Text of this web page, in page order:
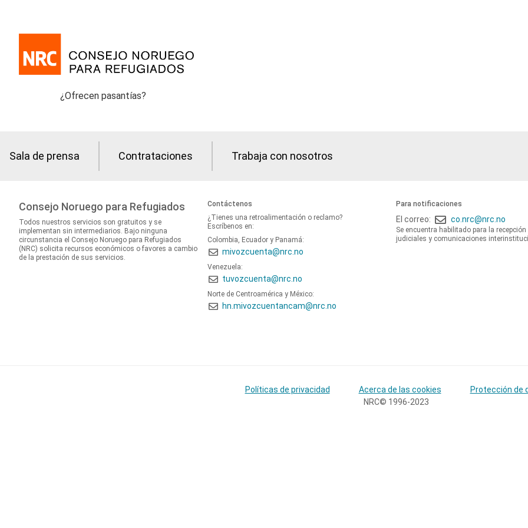
¿Ofrecen pasantías?
Sala de prensa Contrataciones Trabaja con nosotros
Consejo Noruego para Refugiados
Todos nuestros servicios son gratuitos y se
implementan sin intermediarios. Bajo ninguna
circunstancia el Consejo Noruego para Refugiados
(NRC) solicita recursos económicos o favores a cambio
de la prestación de sus servicios.
Contáctenos
¿Tienes una retroalimentación o reclamo?
Escríbenos en:
Colombia, Ecuador y Panamá:
mivozcuenta@nrc.no
Venezuela:
tuvozcuenta@nrc.no
Norte de Centroamérica y México:
hn.mivozcuentancam@nrc.no
Para notificaciones
El correo: co.nrc@nrc.no
Se encuentra habilitado para la
judiciales y comunicaciones
Políticas de privacidad Acerca de las cookies
Protección de
NRC© 1996-2023